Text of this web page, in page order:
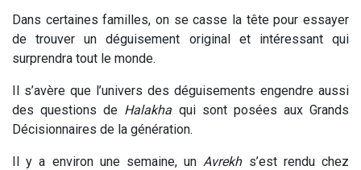
Dans certaines familles, on se casse la tête pour essayer
de trouver un déguisement original et intéressant qui
surprendra tout le monde.
Il s’avère que l’univers des déguisements engendre aussi
des questions de Halakha qui sont posées aux Grands
Décisionnaires de la génération.
Il y a environ une semaine, un Avrekhs’est rendu chez